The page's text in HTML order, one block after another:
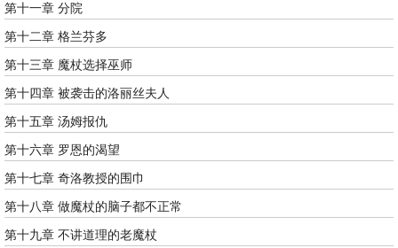
第十一章 分院
第十二章 格兰芬多
第十三章 魔杖选择巫师
第十四章 被袭击的洛丽丝夫人
第十五章 汤姆报仇
第十六章 罗恩的渴望
第十七章 奇洛教授的围巾
第十八章 做魔杖的脑子都不正常
第十九章 不讲道理的老魔杖